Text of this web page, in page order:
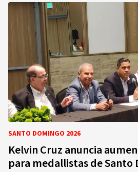
SANTO DOMINGO 2026
Kelvin Cruz anuncia
para medallistas de Santo